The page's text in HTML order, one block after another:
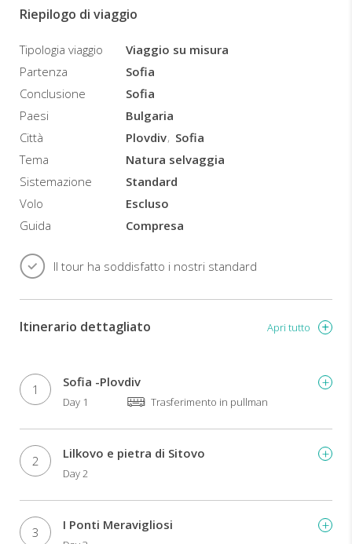
e
competenza,
e
vi
permette
di
conoscere
a
fondo
la
storia
e
la
natura
e
ricca
dei
Ogni
giorno
vengono
a
diverse
La
bellezza
dei
Riepilogo di viaggio
Tipologia viaggio
Viaggio su misura
Partenza
Sofia
Conclusione
Sofia
Paesi
Bulgaria
Città
Plovdiv Sofia
Tema
Natura selvaggia
Sistemazione
Standard
Volo
Escluso
Guida
Compresa
Il tour ha soddisfatto i nostri standard
Itinerario dettagliato Apri tutto
1 Sofia -Plovdiv
Day 1 Trasferimento in pullman
2 Lilkovo e pietra di Sitovo
Day 2
3 I Ponti Meravigliosi